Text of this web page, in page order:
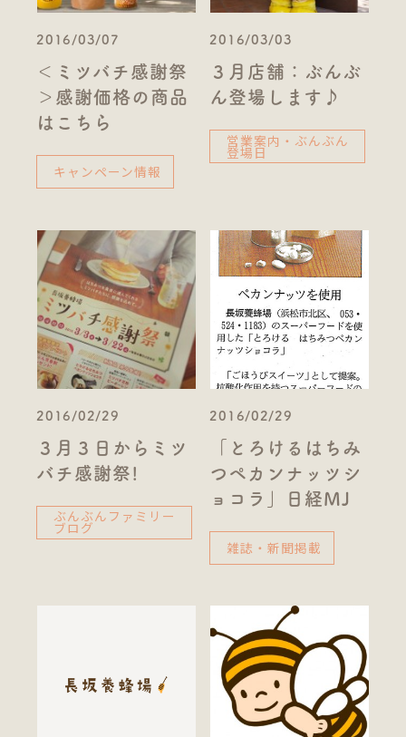
2016/03/07
＜ミツバチ感謝祭
＞感謝価格の商品
はこちら
キャンペーン情報
2016/03/03
３月店舗：ぶんぶ
ん登場します♪
営業案内・ぶんぶん
登場日
2016/02/29
３月３日からミツ
バチ感謝祭!
ぶんぶんファミリー
ブログ
2016/02/29
「とろけるはちみ
つペカンナッツシ
ョコラ」日経MJ
雑誌・新聞掲載